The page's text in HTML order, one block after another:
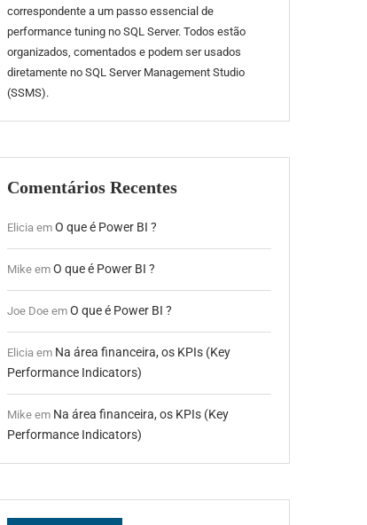
correspondente a um passo essencial de
performance tuning no SQL Server. Todos estão
organizados, comentados e podem ser usados
diretamente no SQL Server Management Studio
(SSMS).
Comentários Recentes
Elicia em O que é Power BI ?
Mike em O que é Power BI ?
Joe Doe em O que é Power BI ?
Elicia em Na área financeira, os KPIs (Key
Performance Indicators)
Mike em Na área financeira, os KPIs (Key
Performance Indicators)